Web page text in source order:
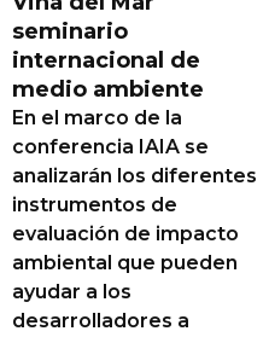
seminario
internacional de
medio ambiente
En el marco de la
conferencia IAIA se
analizarán los diferentes
instrumentos de
evaluación de impacto
ambiental que pueden
ayudar a los
desarrolladores a